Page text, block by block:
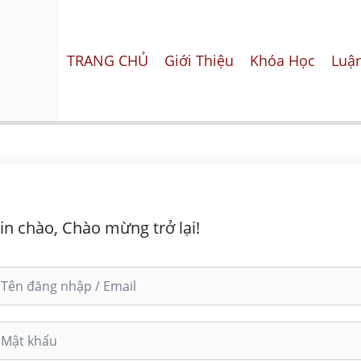
TRANG CHỦ Giới Thiệu Khóa Học
chào, Chào mừng trở lại!